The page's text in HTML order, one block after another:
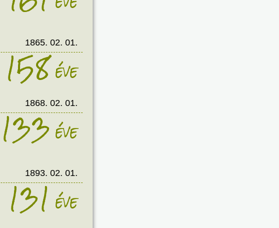
1865. 02. 01.
158éve
1868. 02. 01.
133éve
1893. 02. 01.
131éve